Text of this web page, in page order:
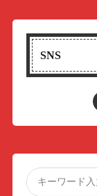
SNS